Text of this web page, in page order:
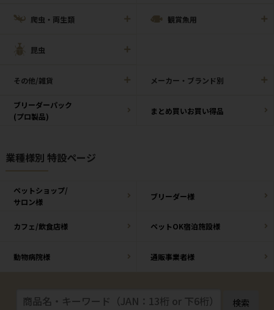
爬虫・両生類 観賞魚用
昆虫
その他/雑貨 メーカー・ブランド別
ブリーダーパック
(プロ製品)
まとめ買いお買い得品
業種様別 特設ページ
ペットショップ/
サロン様
ブリーダー様
カフェ/飲食店様 ペットOK宿泊施設様
動物病院様 通販事業者様
検索